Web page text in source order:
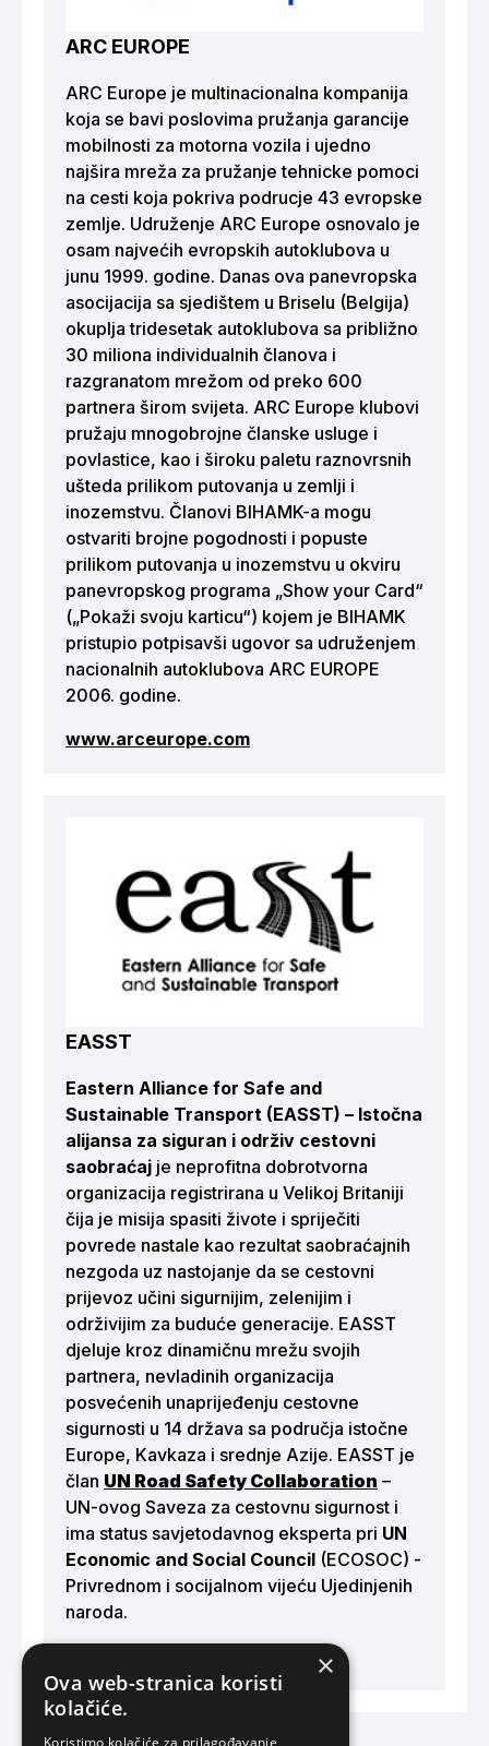
ARC EUROPE
ARC Europe je multinacionalna kompanija
koja se bavi poslovima pružanja garancije
mobilnosti za motorna vozila i ujedno
najšira mreža za pružanje tehnicke pomoci
na cesti koja pokriva podrucje 43 evropske
zemlje. Udruženje ARC Europe osnovalo je
osam najvećih evropskih autoklubova u
junu 1999. godine. Danas ova panevropska
asocijacija sa sjedištem u Briselu (Belgija)
okuplja tridesetak autoklubova sa približno
30 miliona individualnih članova i
razgranatom mrežom od preko 600
partnera širom svijeta. ARC Europe klubovi
pružaju mnogobrojne članske usluge i
povlastice, kao i široku paletu raznovrsnih
ušteda prilikom putovanja u zemlji i
inozemstvu. Članovi BIHAMK-a mogu
ostvariti brojne pogodnosti i popuste
prilikom putovanja u inozemstvu u okviru
panevropskog programa „Show your Card“
(„Pokaži svoju karticu“) kojem je BIHAMK
pristupio potpisavši ugovor sa udruženjem
nacionalnih autoklubova ARC EUROPE
2006. godine.
www.arceurope.com
EASST
Eastern Alliance for Safe and
Sustainable Transport (EASST) – Istočna
alijansa za siguran i održiv cestovni
saobraćaj je neprofitna dobrotvorna
organizacija registrirana u Velikoj Britaniji
čija je misija spasiti živote i spriječiti
povrede nastale kao rezultat saobraćajnih
nezgoda uz nastojanje da se cestovni
prijevoz učini sigurnijim, zelenijim i
održivijim za buduće generacije. EASST
djeluje kroz dinamičnu mrežu svojih
partnera, nevladinih organizacija
posvećenih unaprijeđenju cestovne
sigurnosti u 14 država sa područja istočne
Europe, Kavkaza i srednje Azije. EASST je
član UN Road Safety Collaboration –
UN-ovog Saveza za cestovnu sigurnost i
ima status savjetodavnog eksperta pri UN
Economic and Social Council (ECOSOC) -
Privrednom i socijalnom vijeću Ujedinjenih
naroda.
×
Ova web-stranica koristi
kolačiće.
Koristimo kolačiće za prilagođavanje